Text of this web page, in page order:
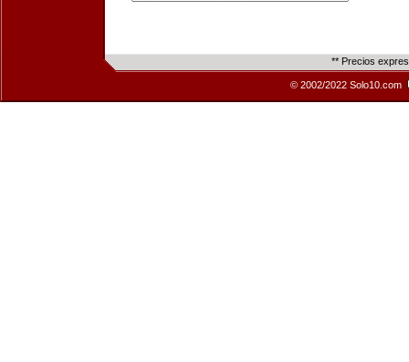
** Precios
© 2002/2022 Solo10.com